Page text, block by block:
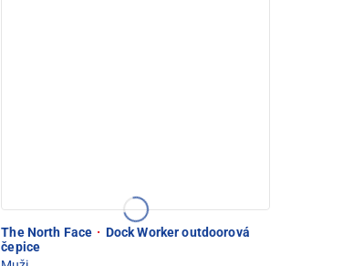
The North Face · Dock Worker outdoorová
čepice